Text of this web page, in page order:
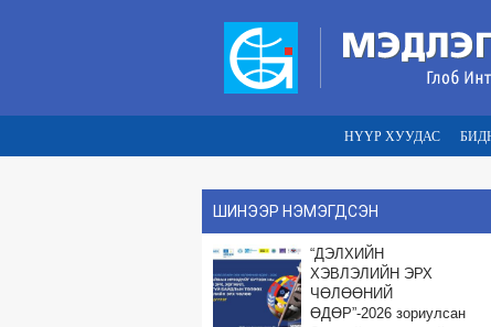
НҮҮР ХУУДАС
ШИНЭЭР НЭМЭГДСЭН
“ДЭЛХИЙН
ХЭВЛЭЛИЙН ЭРХ
ЧӨЛӨӨНИЙ
ӨДӨР”-2026 зориулсан